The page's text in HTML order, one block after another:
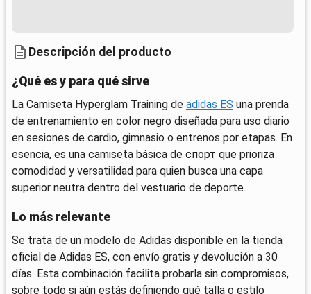
Descripción del producto
¿Qué es y para qué sirve
La Camiseta Hyperglam Training de adidas ES una prenda
de entrenamiento en color negro diseñada para uso diario
en sesiones de cardio, gimnasio o entrenos por etapas. En
esencia, es una camiseta básica de спорт que prioriza
comodidad y versatilidad para quien busca una capa
superior neutra dentro del vestuario de deporte.
Lo más relevante
Se trata de un modelo de Adidas disponible en la tienda
oficial de Adidas ES, con envío gratis y devolución a 30
días. Esta combinación facilita probarla sin compromisos,
sobre todo si aún estás definiendo qué talla o estilo